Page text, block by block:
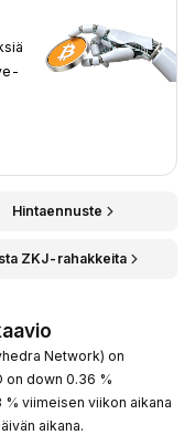
Hintaennuste
ZKJ-rahakkeita
Network) on
on down 0.36 %
viimeisen viikon aikana
aikana.